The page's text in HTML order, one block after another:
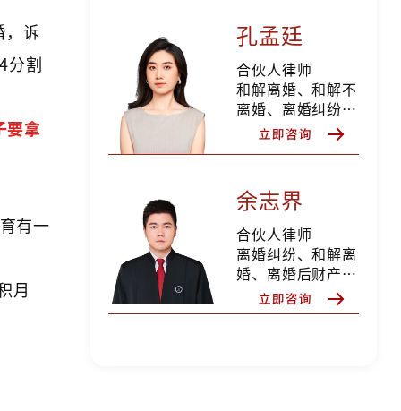
，诉
分割
要拿
有一
月
纠纷、债权债务纠
纷、私人律师等
孔孟廷
合伙人律师
和解离婚、和解不
离婚、离婚纠纷、
离婚后财产纠纷、
抚养权纠纷、抚养
纷、变更抚养权纠
纷、遗产继承纠纷
分家析产纠纷，擅
长家庭财富规划，
私人律师等
余志界
合伙人律师
离婚纠纷、和解离
婚、离婚后财产纠
纷、股权期权分
割、财富规划、遗